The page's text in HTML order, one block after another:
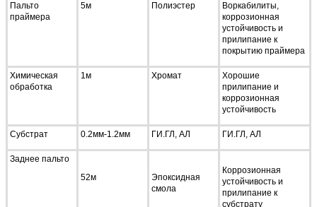
Пальто
праймера
5м Полиэстер
Воркабилиты,
коррозионная
устойчивость и
прилипание к
покрытию праймера
Химическая
обработка
1м Хромат
Хорошие
прилипание и
коррозионная
устойчивость
Субстрат 0.2мм-1.2мм ГИ.ГЛ, АЛ ГИ.ГЛ, АЛ
Заднее пальто
52м
Эпоксидная
смола
Коррозионная
устойчивость и
прилипание к
субстрату